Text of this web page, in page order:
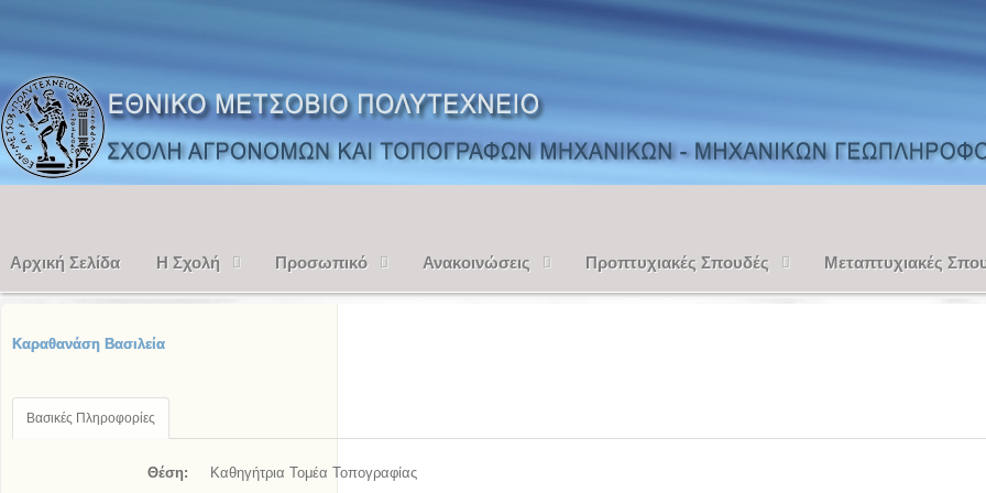
Αρχική Σελίδα Η Σχολή Προσωπικό Ανακοινώσεις Προπτυχιακές Σπουδές Μεταπτυχιακές
Καραθανάση Βασιλεία
Βασικές Πληροφορίες
Θέση: Καθηγήτρια Τομέα Τοπογραφίας